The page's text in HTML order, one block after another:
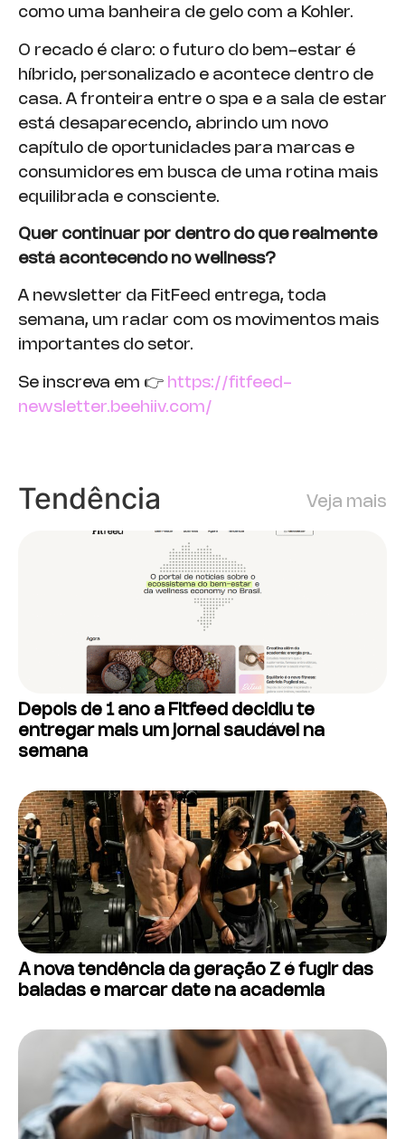
como uma banheira de gelo com a Kohler.
O recado é claro: o futuro do bem-estar é
híbrido, personalizado e acontece dentro de
casa. A fronteira entre o spa e a sala de estar
está desaparecendo, abrindo um novo
capítulo de oportunidades para marcas e
consumidores em busca de uma rotina mais
equilibrada e consciente.
Quer continuar por dentro do que realmente
está acontecendo no wellness?
A newsletter da FitFeed entrega, toda
semana, um radar com os movimentos mais
importantes do setor.
Se inscreva em 👉 https://fitfeed-
newsletter.beehiiv.com/
Tendência Veja mais
Depois de 1 ano a Fitfeed decidiu te
entregar mais um jornal saudável na
semana
A nova tendência da geração Z é fugir das
baladas e marcar date na academia